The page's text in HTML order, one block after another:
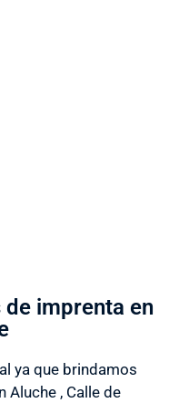
imprenta en
ya que brindamos
Aluche , Calle de